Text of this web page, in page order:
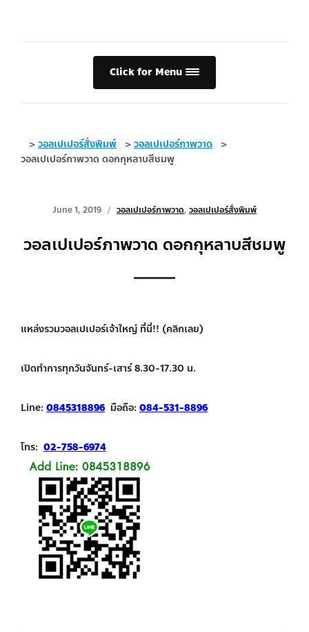
Click for Menu
>วอลเปเปอร์สั่งพิมพ์ >วอลเปเปอร์ภาพวาด
>
วอลเปเปอร์ภาพวาด ดอกกุหลาบสีชมพู
June 1, 2019 วอลเปเปอร์ภาพวาด, วอลเปเปอร์สั่งพิมพ์
วอลเปเปอร์ภาพวาด ดอกกุหลาบสีชมพู
แหล่งรวมวอลเปเปอร์เจ้าใหญ่ ที่นี่!! (คลิกเลย)
เปิดทำการทุกวันจันทร์-เสาร์ 8.30-17.30 น.
Line: 0845318896 มือถือ: 084-531-8896
โทร: 02-758-6974